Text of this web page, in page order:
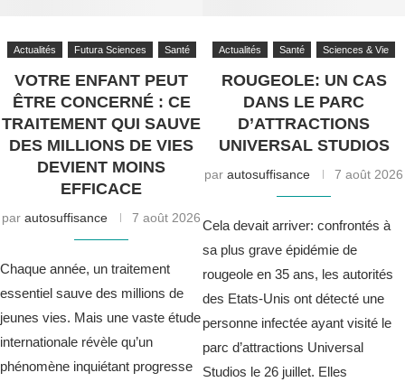
Actualités Futura Sciences Santé
VOTRE ENFANT PEUT
ÊTRE CONCERNÉ : CE
TRAITEMENT QUI SAUVE
DES MILLIONS DE VIES
DEVIENT MOINS
EFFICACE
par autosuffisance 7 août 2026
Chaque année, un traitement
essentiel sauve des millions de
jeunes vies. Mais une vaste étude
internationale révèle qu’un
phénomène inquiétant progresse
Actualités Santé Sciences & Vie
ROUGEOLE: UN CAS
DANS LE PARC
D’ATTRACTIONS
UNIVERSAL STUDIOS
par autosuffisance 7 août 2026
Cela devait arriver: confrontés à
sa plus grave épidémie de
rougeole en 35 ans, les autorités
des Etats-Unis ont détecté une
personne infectée ayant visité le
parc d’attractions Universal
Studios le 26 juillet. Elles